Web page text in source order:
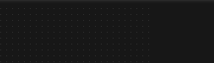
テレビ大阪
dTV/dTVチャンネル/ひかりTV